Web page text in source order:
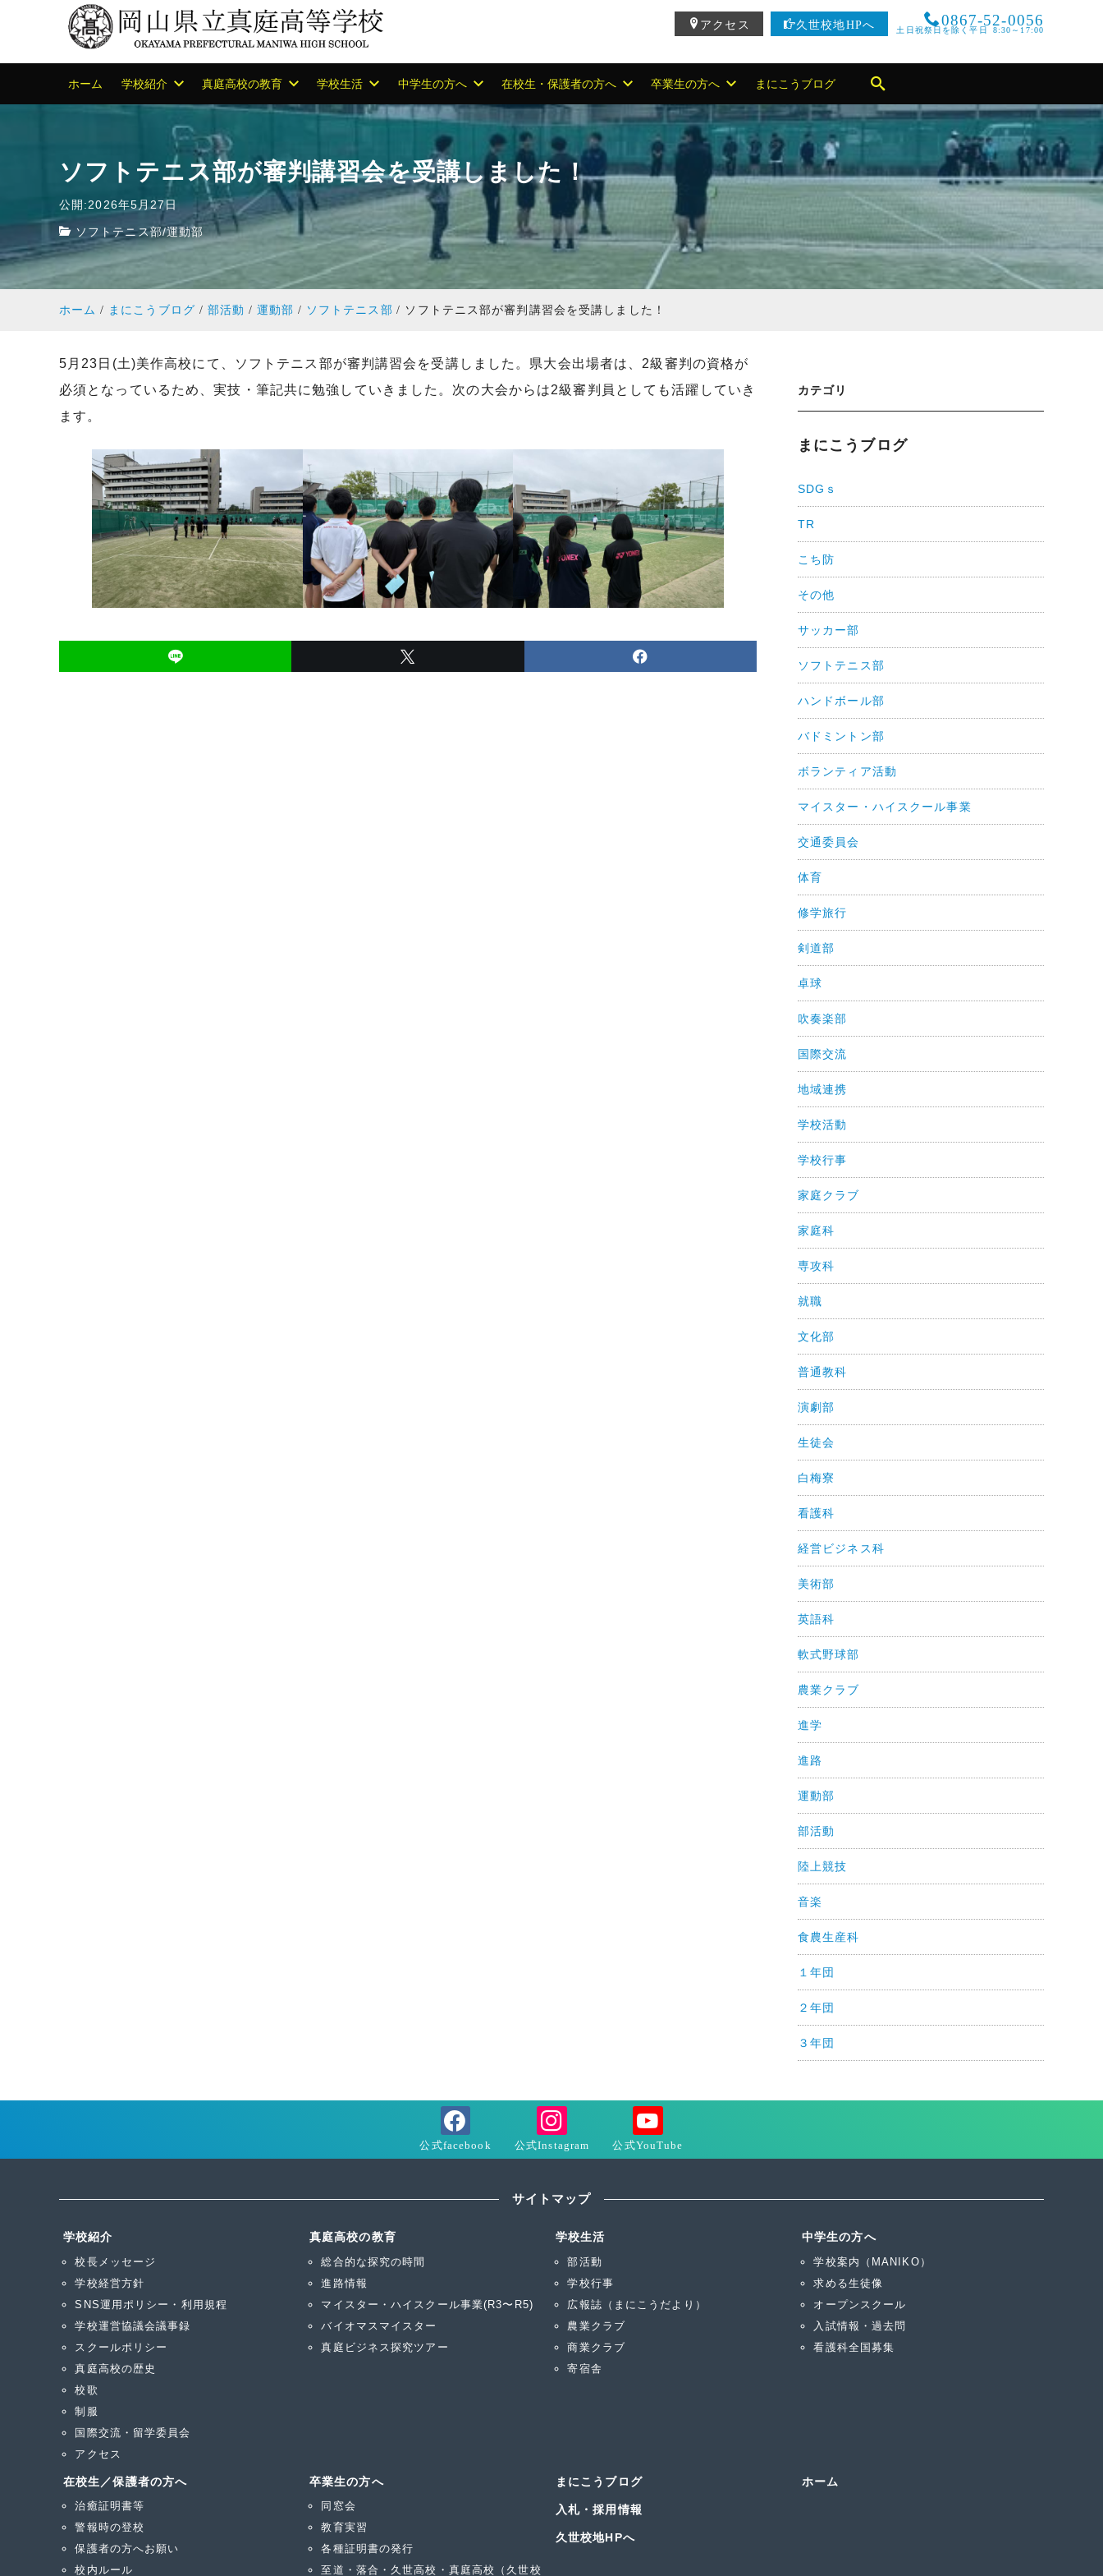
アクセス 久世校地HPへ 0867-52-0056
土日祝祭日を除く平日 8:30～17:00
ホーム 学校紹介 真庭高校の教育 学校生活 中学生の方へ 在校生・保護者の方へ 卒業生の方へ まにこうブログ
ソフトテニス部が審判講習会を受講しました！
公開:2026年5月27日
ソフトテニス部/運動部
ホーム まにこうブログ 部活動 運動部 ソフトテニス部 ソフトテニス部が審判講習会を受講しました！
5月23日(土)美作高校にて、ソフトテニス部が審判講習会を受講しました。県大会出場者は、2級審判の資格が
必須となっているため、実技・筆記共に勉強していきました。次の大会からは2級審判員としても活躍していき
ます。
カテゴリ
まにこうブログ
SDGｓ
TR
こち防
その他
サッカー部
ソフトテニス部
ハンドボール部
バドミントン部
ボランティア活動
マイスター・ハイスクール事業
交通委員会
体育
修学旅行
剣道部
卓球
吹奏楽部
国際交流
地域連携
学校活動
学校行事
家庭クラブ
家庭科
専攻科
就職
文化部
普通教科
演劇部
生徒会
白梅寮
看護科
経営ビジネス科
美術部
英語科
軟式野球部
農業クラブ
進学
進路
運動部
部活動
陸上競技
音楽
食農生産科
１年団
２年団
３年団
サイトマップ
学校紹介
校長メッセージ
学校経営方針
SNS運用ポリシー・利用規程
学校運営協議会議事録
スクールポリシー
真庭高校の歴史
校歌
制服
国際交流・留学委員会
アクセス
真庭高校の教育
総合的な探究の時間
進路情報
マイスター・ハイスクール事業(R3〜R5)
バイオマスマイスター
真庭ビジネス探究ツアー
学校生活
部活動
学校行事
広報誌（まにこうだより）
農業クラブ
商業クラブ
寄宿舎
中学生の方へ
学校案内（MANIKO）
求める生徒像
オープンスクール
入試情報・過去問
看護科全国募集
在校生／保護者の方へ
治癒証明書等
警報時の登校
保護者の方へお願い
校内ルール
卒業生の方へ
同窓会
教育実習
各種証明書の発行
至道・落合・久世高校・真庭高校（久世校
まにこうブログ
入札・採用情報
久世校地HPへ
ホーム